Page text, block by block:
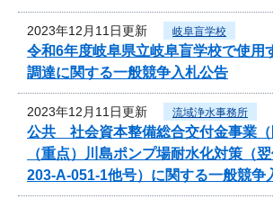
2023年12月11日更新 岐阜盲学校
令和6年度岐阜県立岐阜盲学校で使用
調達に関する一般競争入札公告
2023年12月11日更新 流域浄水事務所
公共 社会資本整備総合交付金事業（
（重点）川島ポンプ場耐水化対策（
203-A-051-1他号）に関する一般競争